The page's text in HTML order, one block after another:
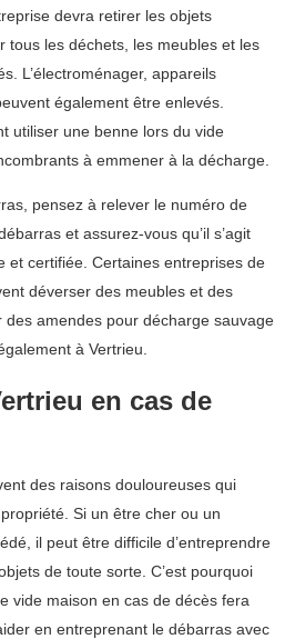
devra retirer les objets
tous les déchets, les meubles et les
L’électroménager, appareils
également être enlevés.
utiliser une benne lors du vide
à emmener à la décharge.
pensez à relever le numéro de
et assurez-vous qu’il s’agit
et certifiée. Certaines entreprises de
déverser des meubles et des
des amendes pour décharge sauvage
à Vertrieu.
en cas de
des raisons douloureuses qui
Si un être cher ou un
il peut être difficile d’entreprendre
de toute sorte. C’est pourquoi
vide maison en cas de décès fera
en entreprenant le débarras avec